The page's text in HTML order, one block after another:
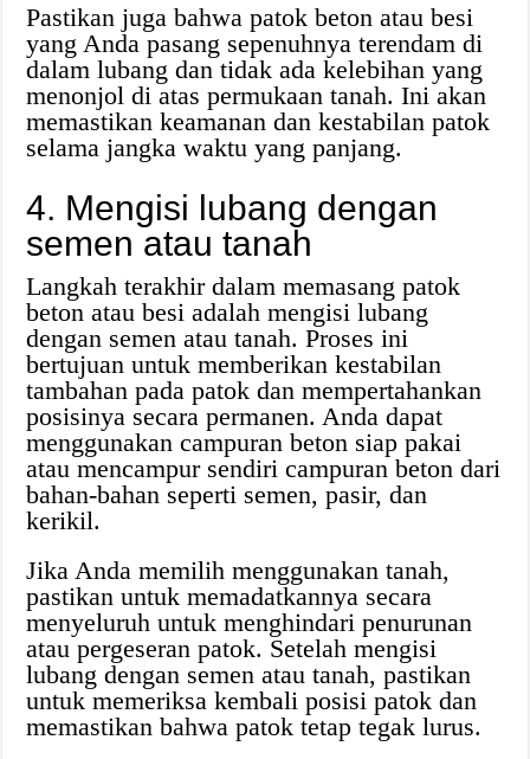
Pastikan juga bahwa patok beton atau besi
yang Anda pasang sepenuhnya terendam di
dalam lubang dan tidak ada kelebihan yang
menonjol di atas permukaan tanah. Ini akan
memastikan keamanan dan kestabilan patok
selama jangka waktu yang panjang.
4. Mengisi lubang dengan
semen atau tanah
Langkah terakhir dalam memasang patok
beton atau besi adalah mengisi lubang
dengan semen atau tanah. Proses ini
bertujuan untuk memberikan kestabilan
tambahan pada patok dan mempertahankan
posisinya secara permanen. Anda dapat
menggunakan campuran beton siap pakai
atau mencampur sendiri campuran beton dari
bahan-bahan seperti semen, pasir, dan
kerikil.
Jika Anda memilih menggunakan tanah,
pastikan untuk memadatkannya secara
menyeluruh untuk menghindari penurunan
atau pergeseran patok. Setelah mengisi
lubang dengan semen atau tanah, pastikan
untuk memeriksa kembali posisi patok dan
memastikan bahwa patok tetap tegak lurus.